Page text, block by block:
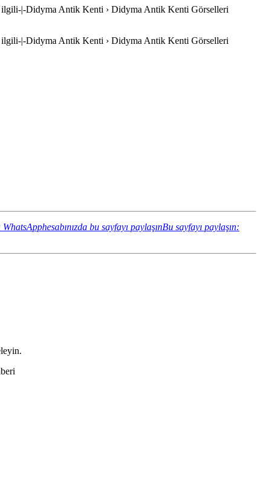
|-Didyma Antik Kenti › Didyma Antik Kenti Görselleri
|-Didyma Antik Kenti › Didyma Antik Kenti Görselleri
bu sayfayı paylaşınBu sayfayı paylaşın: